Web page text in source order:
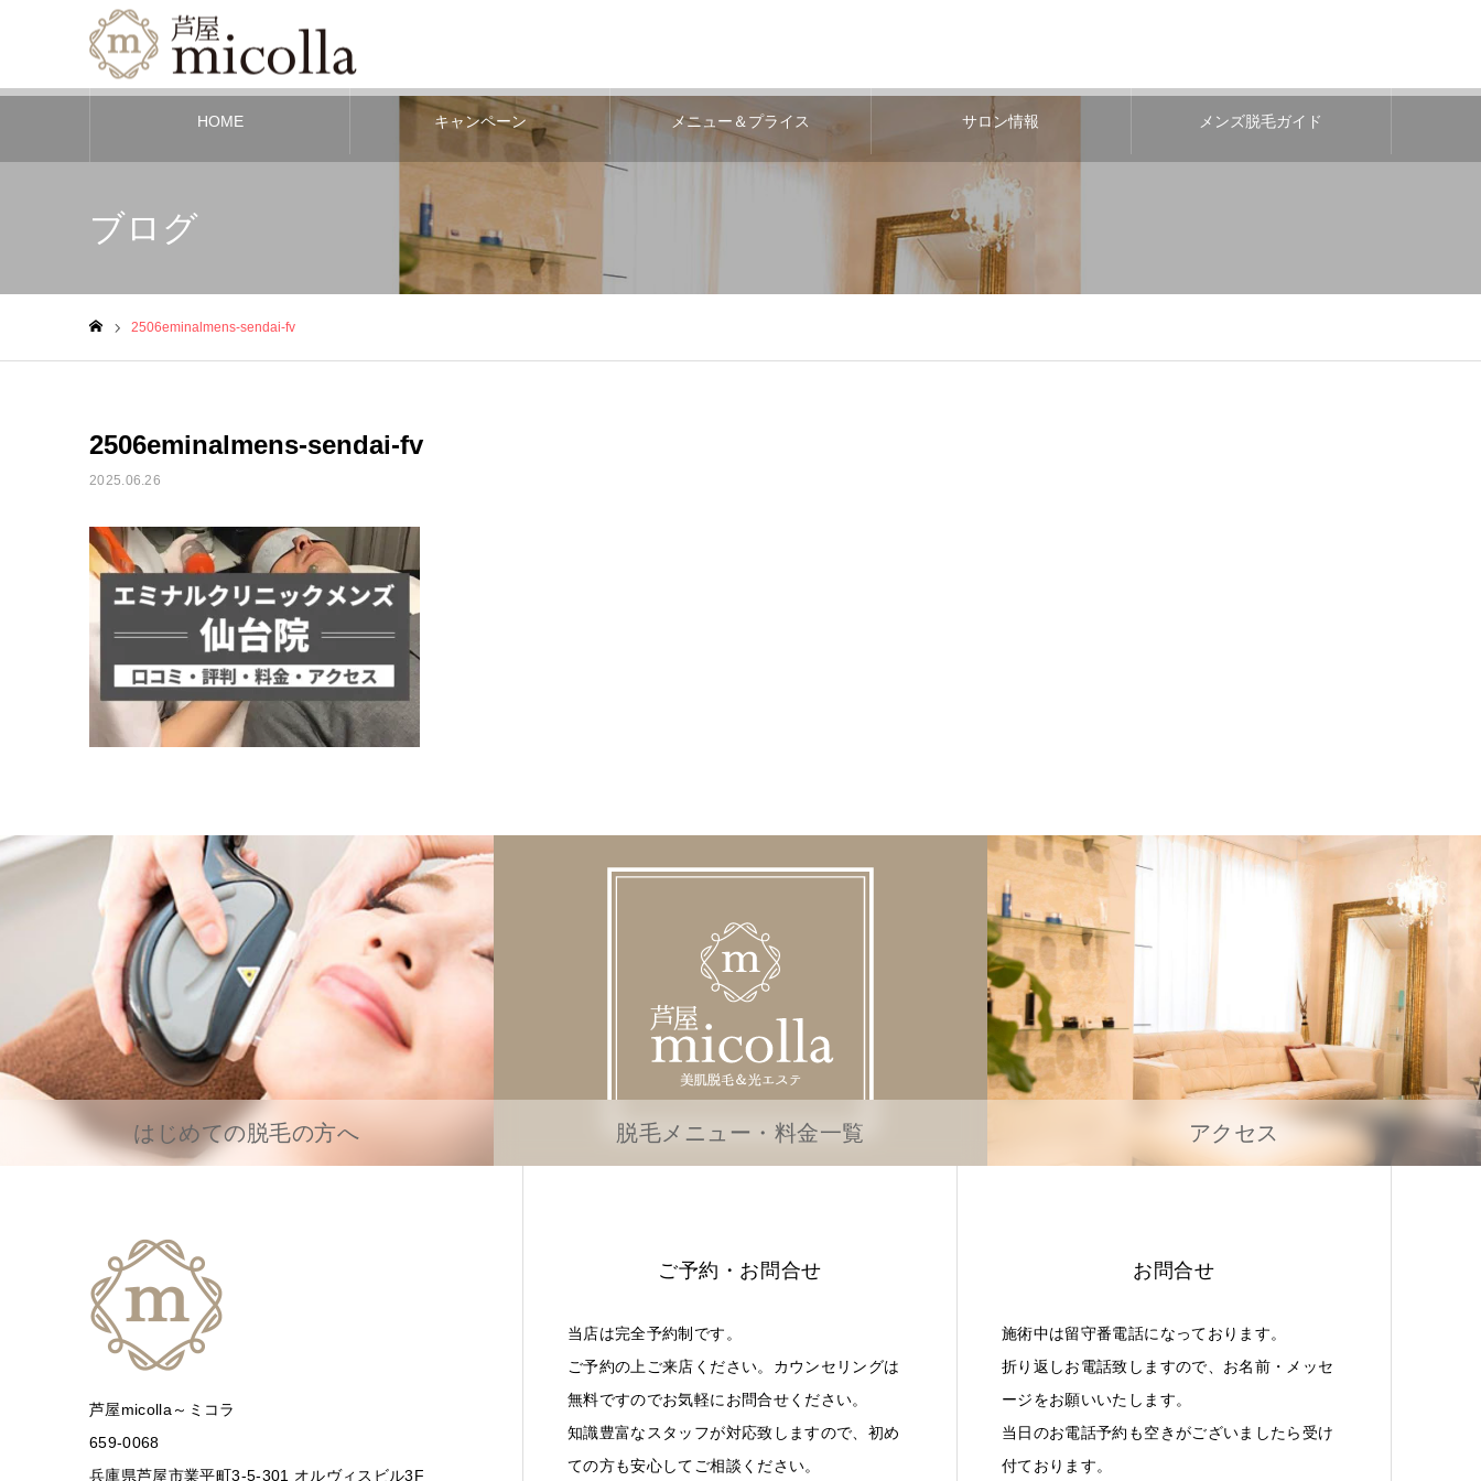
HOME キャンペーン メニュー＆プライス サロン情報 メンズ脱毛ガイド
ブログ
2506eminalmens-sendai-fv
2506eminalmens-sendai-fv
2025.06.26
はじめての脱毛の方へ 脱毛メニュー・料金一覧 アクセス
芦屋micolla～ミコラ
659-0068
兵庫県芦屋市業平町3-5-301 オルヴィスビル3F
ご予約・お問合せ
当店は完全予約制です。
ご予約の上ご来店ください。カウンセリングは
無料ですのでお気軽にお問合せください。
知識豊富なスタッフが対応致しますので、初め
ての方も安心してご相談ください。
お問合せ
施術中は留守番電話になっております。
折り返しお電話致しますので、お名前・メッセ
ージをお願いいたします。
当日のお電話予約も空きがございましたら受け
付ております。